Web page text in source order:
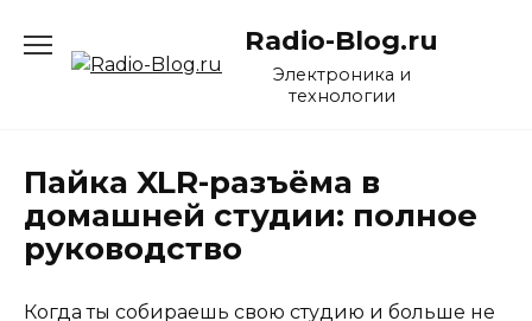
содержанию
Radio-Blog.ru
Электроника и
технологии
Пайка XLR-разъёма в
домашней студии: полное
руководство
Когда ты собираешь свою студию и больше не